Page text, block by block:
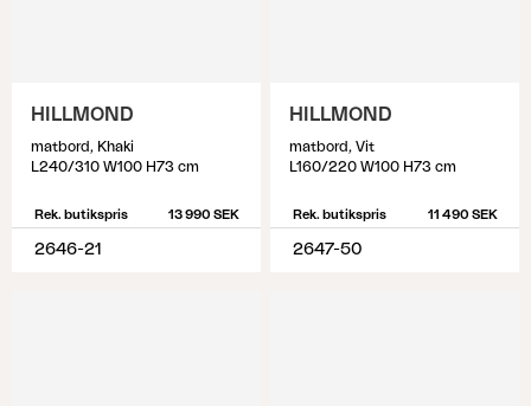
HILLMOND
matbord, Khaki
L240/310 W100 H73 cm
Rek. butikspris 13 990 SEK
2646-21
HILLMOND
matbord, Vit
L160/220 W100 H73 cm
Rek. butikspris 11 490 SEK
2647-50